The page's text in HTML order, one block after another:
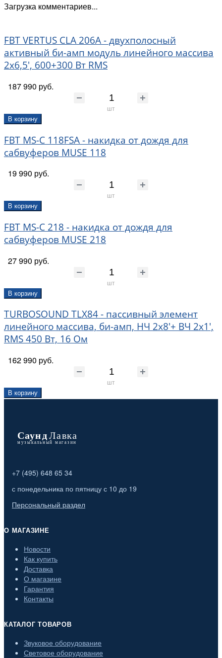
Загрузка комментариев...
FBT VERTUS CLA 206A - двухполосный
активный би-амп модуль линейного массива
2х6,5', 600+300 Вт RMS
187 990 руб.
шт
В корзину
FBT MS-C 118FSA - накидка от дождя для
сабвуферов MUSE 118
19 990 руб.
шт
В корзину
FBT MS-C 218 - накидка от дождя для
сабвуферов MUSE 218
27 990 руб.
шт
В корзину
TURBOSOUND TLX84 - пассивный элемент
линейного массива, би-амп, НЧ 2х8'+ ВЧ 2х1',
RMS 450 Вт, 16 Ом
162 990 руб.
шт
В корзину
+7 (495) 648 65 34
с понедельника по пятницу с 10 до 19
Персональный раздел
О МАГАЗИНЕ
Новости
Как купить
Доставка
О магазине
Гарантия
Контакты
КАТАЛОГ ТОВАРОВ
Звуковое оборудование
Световое оборудование